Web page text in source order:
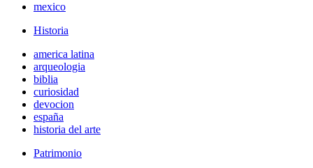
mexico
Historia
america latina
arqueologia
biblia
curiosidad
devocion
españa
historia del arte
Patrimonio